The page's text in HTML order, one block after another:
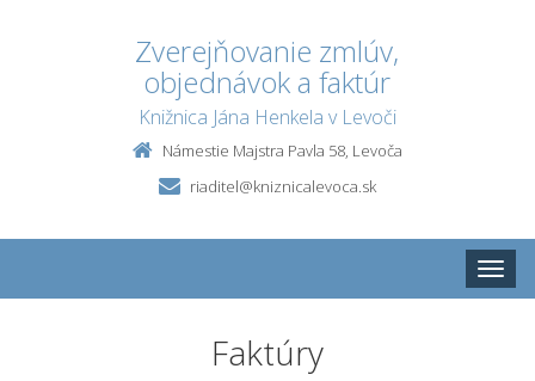
Zverejňovanie zmlúv,
objednávok a faktúr
Knižnica Jána Henkela v Levoči
Námestie Majstra Pavla 58, Levoča
riaditel@kniznicalevoca.sk
Toggle
Faktúry